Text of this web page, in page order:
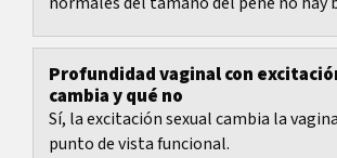
Profundidad vaginal con
cambia y qué no
Sí, la excitación sexual cambia la
punto de vista funcional.